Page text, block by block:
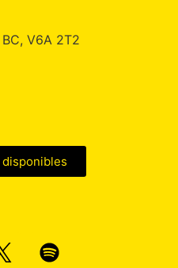
V6A 2T2